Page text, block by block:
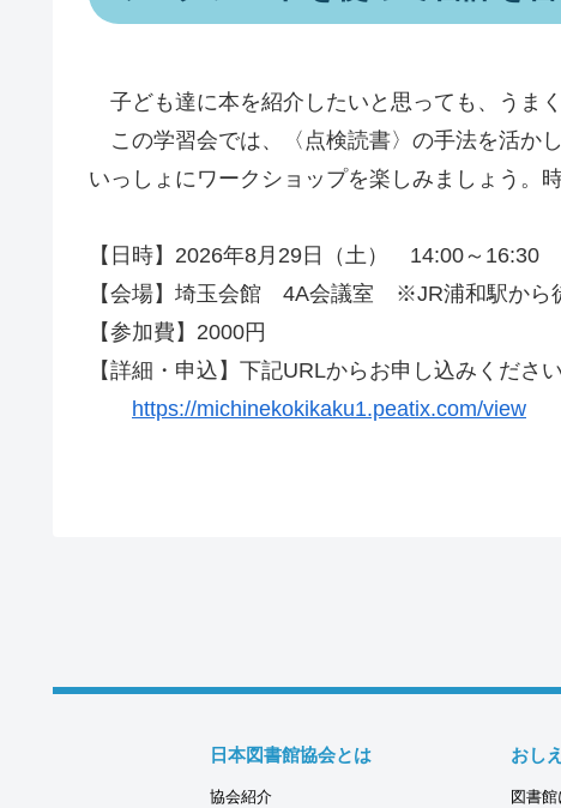
子ども達に本を紹介したいと思っても、うま
この学習会では、〈点検読書〉の手法を活か
いっしょにワークショップを楽しみましょう。
【日時】2026年8月29日（土） 14:00～
【会場】埼玉会館 4A会議室 ※JR浦和駅から
【参加費】2000円
【詳細・申込】下記URLからお申し込みください
https://michinekokikaku1.peatix.com/view
日本図書館協会とは
協会紹介
おし
図書